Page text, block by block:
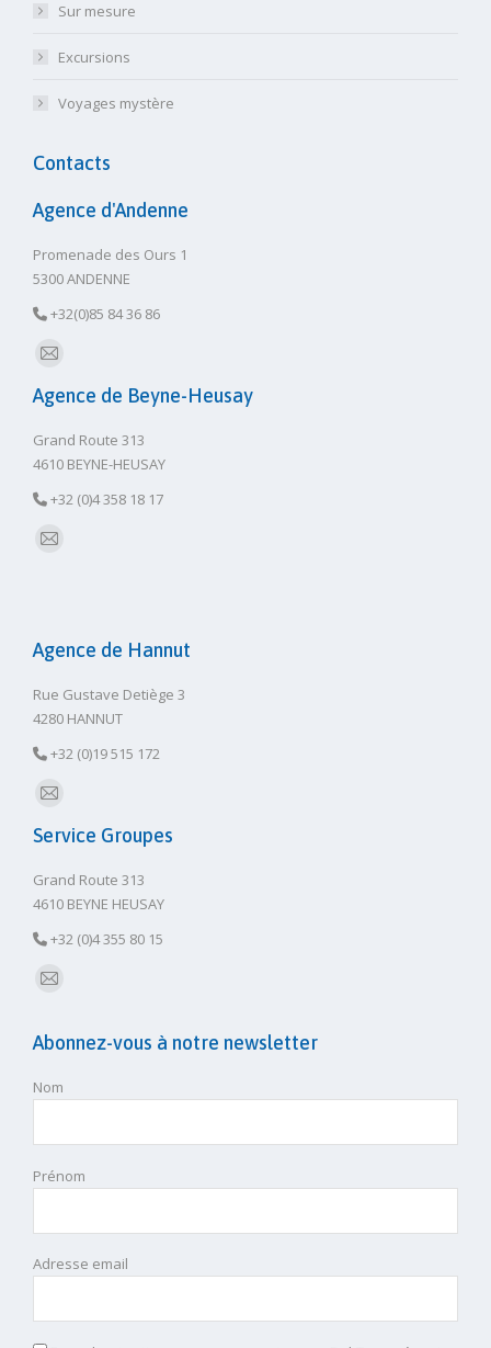
Sur mesure
Excursions
Voyages mystère
Contacts
Agence d'Andenne
Promenade des Ours 1
5300 ANDENNE
+32(0)85 84 36 86
E-
mail
Agence de Beyne-Heusay
Grand Route 313
4610 BEYNE-HEUSAY
+32 (0)4 358 18 17
E-
Agence de Hannut
Rue Gustave Detiège 3
4280 HANNUT
+32 (0)19 515 172
E-
mail
Service Groupes
Grand Route 313
4610 BEYNE HEUSAY
+32 (0)4 355 80 15
E-
Abonnez-vous à notre newsletter
Nom
Prénom
Adresse email